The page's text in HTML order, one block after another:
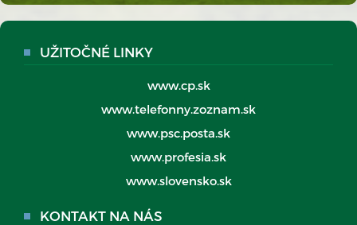
UŽITOČNÉ LINKY
www.cp.sk
www.telefonny.zoznam.sk
www.psc.posta.sk
www.profesia.sk
www.slovensko.sk
KONTAKT NA NÁS